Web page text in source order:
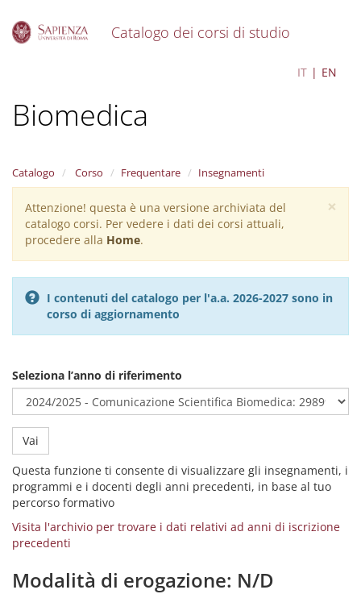
Catalogo dei corsi di studio
IT EN
Comunicazione Scientifica
Biomedica
Catalogo Corso Frequentare Insegnamenti
×
Warning
message
Attenzione! questa è una versione archiviata del
catalogo corsi. Per vedere i dati dei corsi attuali,
procedere alla Home.
I contenuti del catalogo per l'a.a. 2026-2027 sono in
corso di aggiornamento
Seleziona l’anno di riferimento
Vai
Questa funzione ti consente di visualizzare gli insegnamenti, i
programmi e i docenti degli anni precedenti, in base al tuo
percorso formativo
Visita l'archivio per trovare i dati relativi ad anni di iscrizione
precedenti
Modalità di erogazione: N/D